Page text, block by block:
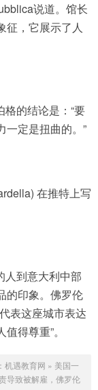
说道。馆长
征，它展示了人
的结论是：“要
一定是扭曲的。”
在推特上写
人到意大利中部
的印象。佛罗伦
表这座城市表达
得尊重”。
机遇教育网 » 美国一
导致被解雇，佛罗伦